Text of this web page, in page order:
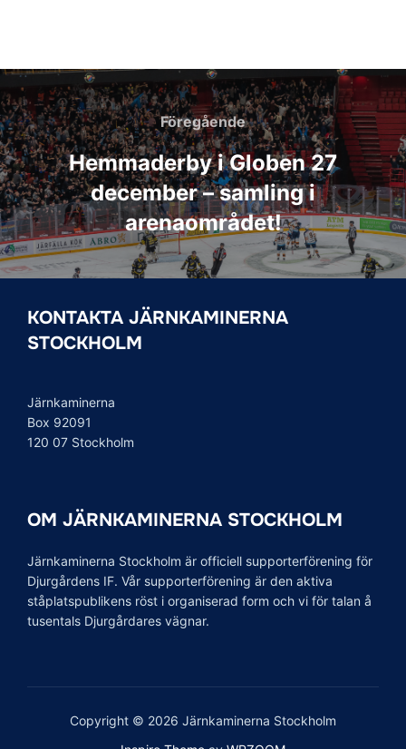
Inläggsnavigering
Föregående
Föregående
Hemmaderby i Globen 27
december – samling i
arenaområdet!
KONTAKTA JÄRNKAMINERNA
STOCKHOLM
Järnkaminerna
Box 92091
120 07 Stockholm
OM JÄRNKAMINERNA STOCKHOLM
Järnkaminerna Stockholm är officiell supporterförening för
Djurgårdens IF. Vår supporterförening är den aktiva
ståplatspublikens röst i organiserad form och vi för talan å
tusentals Djurgårdares vägnar.
Copyright © 2026 Järnkaminerna Stockholm